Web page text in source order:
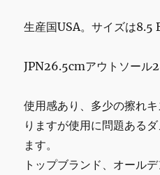
ツ/2
生産国USA。サイズは8.5
JPN26.5cmアウトソール
使用感あり、多少の擦れ
りますが使用に問題ある
ます。
トップブランド、オール